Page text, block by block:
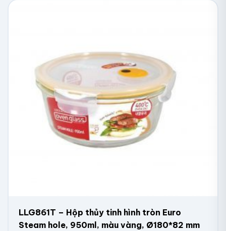
LLG861T – Hộp thủy tinh hình tròn Euro
Steam hole, 950ml, màu vàng, Ø180*82 mm